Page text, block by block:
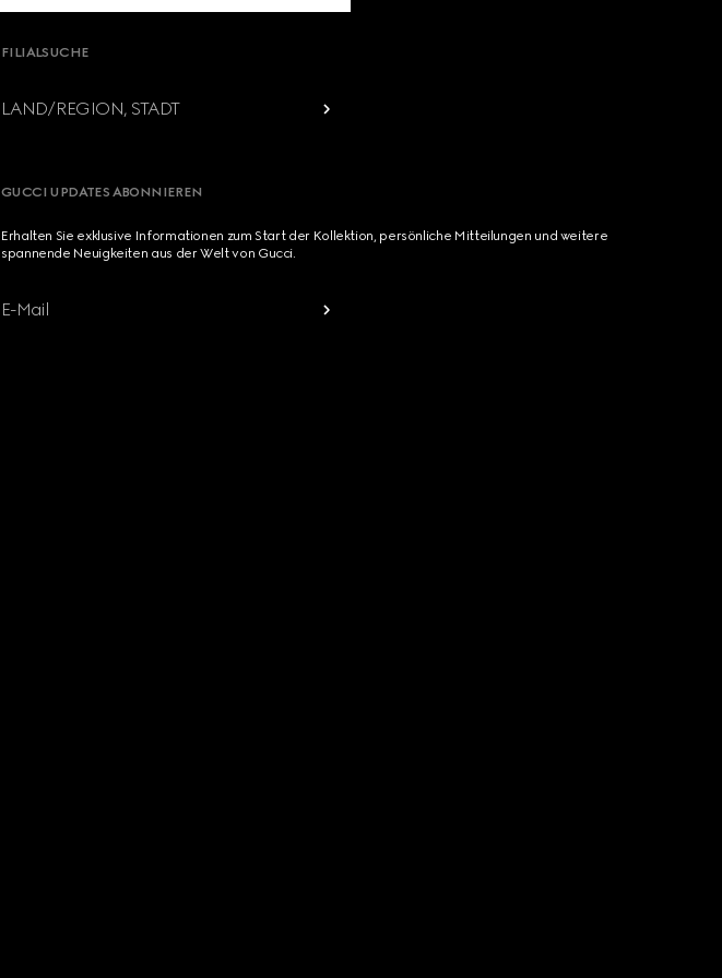
FILIALSUCHE
LAND/REGION, STADT
GUCCI UPDATES ABONNIEREN
Erhalten Sie exklusive Informationen zum Start der Kollektion, persönliche Mitteilungen und weitere
spannende Neuigkeiten aus der Welt von Gucci.
E-Mail